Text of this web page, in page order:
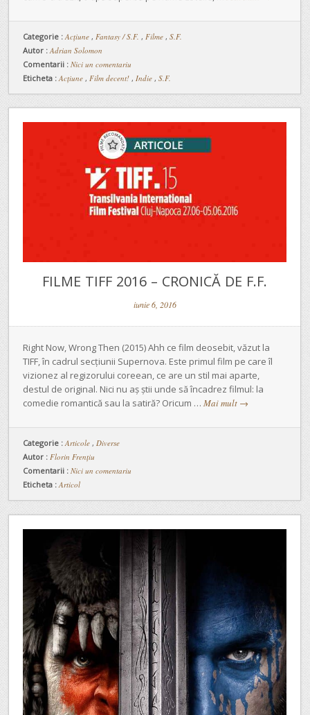
Categorie : Acţiune , Fantasy / S.F. , Filme , S.F.
Autor : Adrian Solomon
Comentarii : Nici un comentariu
Eticheta : Acțiune , Film decent! , Indie , S.F.
FILME TIFF 2016 – CRONICĂ DE F.F.
iunie 6, 2016
Right Now, Wrong Then (2015) Ahh ce film deosebit, văzut la
TIFF, în cadrul secţiunii Supernova. Este primul film pe care îl
vizionez al regizorului coreean, ce are un stil mai aparte,
destul de original. Nici nu aş ştii unde să încadrez filmul: la
comedie romantică sau la satiră? Oricum … Mai mult →
Categorie :Articole , Diverse
Autor : Florin Frențiu
Comentarii : Nici un comentariu
Eticheta : Articol